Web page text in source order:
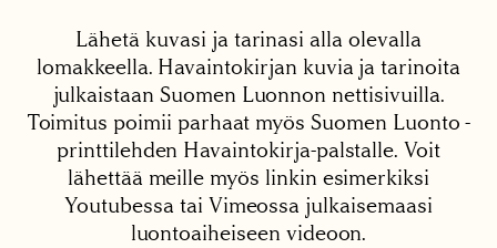
Lähetä kuvasi ja tarinasi alla olevalla
lomakkeella. Havaintokirjan kuvia ja tarinoita
julkaistaan Suomen Luonnon nettisivuilla.
Toimitus poimii parhaat myös Suomen Luonto -
printtilehden Havaintokirja-palstalle. Voit
lähettää meille myös linkin esimerkiksi
Youtubessa tai Vimeossa julkaisemaasi
luontoaiheiseen videoon.